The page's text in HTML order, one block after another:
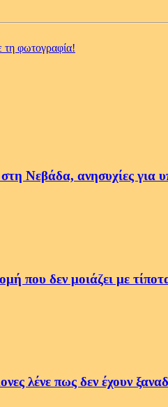
φωτογραφία!
Νεβάδα, ανησυχίες για
που δεν μοιάζει με
λένε πως δεν έχουν